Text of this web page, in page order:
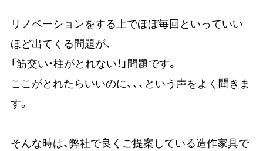
リノベーションをする上でほぼ毎回といっていい
ほど出てくる問題が、
「筋交い・柱がとれない！」問題です。
ここがとれたらいいのに、、、という声をよく聞きま
す。
そんな時は、弊社で良くご提案している造作家具で